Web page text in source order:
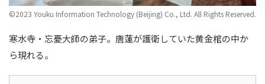
©2023 Youku Information Technology (Beijing) Co., Ltd. All Rights Reserved.
寒水寺・忘憂大師の弟子。唐蓮が護衛していた黄金棺の中か
ら現れる。